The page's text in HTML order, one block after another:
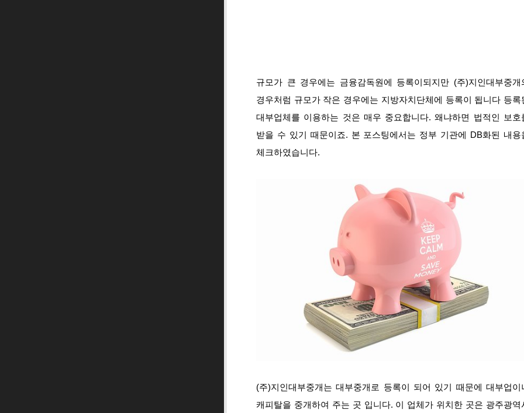
규모가 큰 경우에는 금융감독원에 등록이되지만 (주)지인대부중개
경우처럼 규모가 작은 경우에는 지방자치단체에 등록이 됩니다 등록
대부업체를 이용하는 것은 매우 중요합니다. 왜냐하면 법적인 보호
받을 수 있기 때문이죠. 본 포스팅에서는 정부 기관에 DB화된 내용
체크하였습니다.
(주)지인대부중개는 대부중개로 등록이 되어 있기 때문에 대부업이
캐피탈을 중개하여 주는 곳 입니다. 이 업체가 위치한 곳은 광주광역